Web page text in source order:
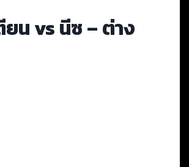
ยน vs นีซ – ต่าง